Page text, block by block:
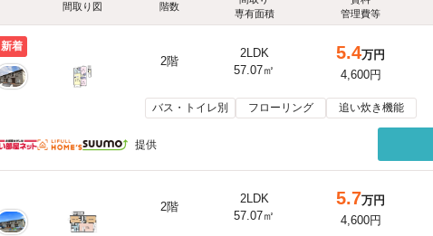
間取り図 階数
専有面積
管理費等
新着
2階
2LDK
57.07㎡
5.4万円
4,600円
バス・トイレ別 フローリング 追い炊き機能
提供
2階
2LDK
57.07㎡
5.7万円
4,600円